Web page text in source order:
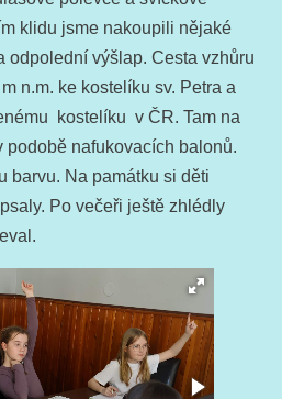
klidu jsme nakoupili nějaké
odpolední výšlap. Cesta vzhůru
n.m. ke kostelíku sv. Petra a
kostelíku v ČR. Tam na
podobě nafukovacích balonů.
barvu. Na památku si děti
Po večeři ještě zhlédly